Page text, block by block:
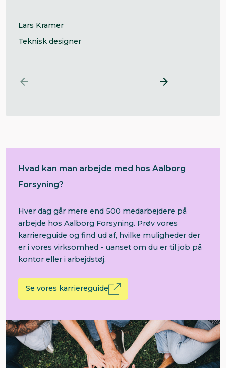
Lars Kramer
Teknisk designer


Hvad kan man arbejde med hos Aalborg
Forsyning?
Hver dag går mere end 500 medarbejdere på
arbejde hos Aalborg Forsyning. Prøv vores
karriereguide og find ud af, hvilke muligheder der
er i vores virksomhed - uanset om du er til job på
kontor eller i arbejdstøj.
Se vores karriereguide